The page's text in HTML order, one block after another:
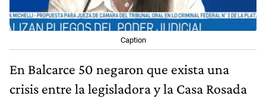
Caption
En Balcarce 50 negaron que exista una
crisis entre la legisladora y la Casa Rosada